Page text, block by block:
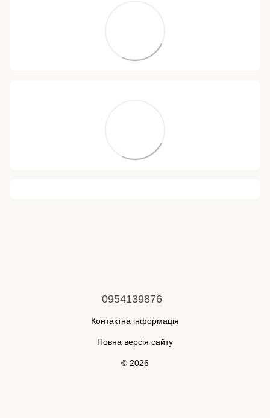
0954139876
Контактна інформація
Повна версія сайту
© 2026